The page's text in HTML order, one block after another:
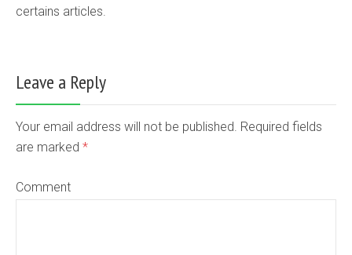
certains articles.
Leave a Reply
Your email address will not be published. Required fields
are marked *
Comment